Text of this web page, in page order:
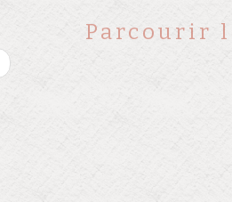
Parcourir